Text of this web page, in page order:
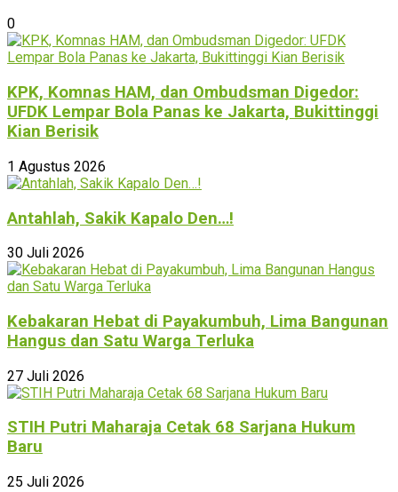
0
KPK, Komnas HAM, dan Ombudsman Digedor:
UFDK Lempar Bola Panas ke Jakarta, Bukittinggi
Kian Berisik
1 Agustus 2026
Antahlah, Sakik Kapalo Den…!
30 Juli 2026
Kebakaran Hebat di Payakumbuh, Lima Bangunan
Hangus dan Satu Warga Terluka
27 Juli 2026
STIH Putri Maharaja Cetak 68 Sarjana Hukum
Baru
25 Juli 2026